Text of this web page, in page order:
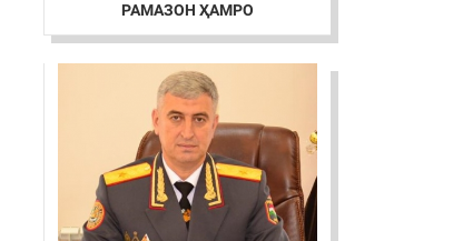
РАМАЗОН ҲАМРО